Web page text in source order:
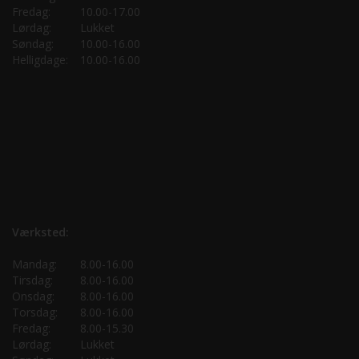
Fredag:
10.00-17.00
Lørdag:
Lukket
Søndag:
10.00-16.00
Helligdage:
10.00-16.00
Værksted:
Mandag:
8.00-16.00
Tirsdag:
8.00-16.00
Onsdag:
8.00-16.00
Torsdag:
8.00-16.00
Fredag:
8.00-15.30
Lørdag:
Lukket